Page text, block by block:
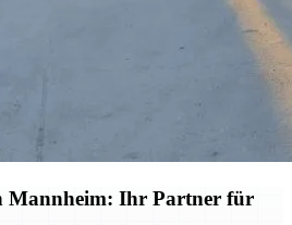
Mannheim: Ihr Partner für